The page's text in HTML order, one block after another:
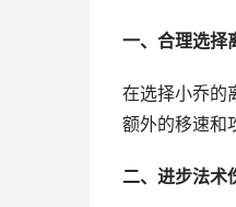
一、合理选择
在选择小乔的
额外的移速和
二、进步法术